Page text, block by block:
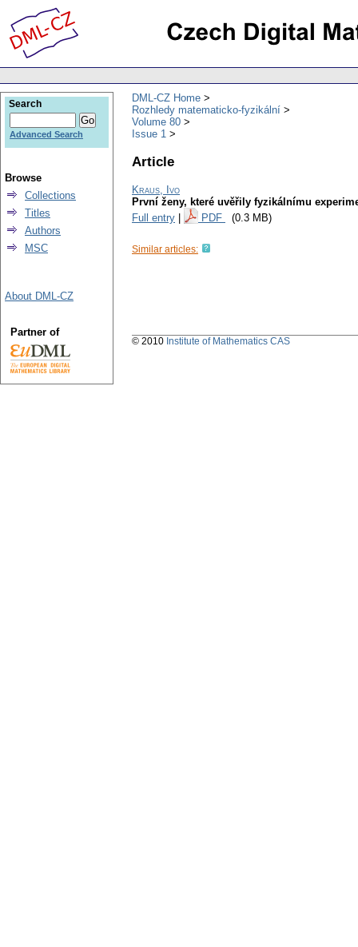
DML-CZ Home
Rozhledy matematicko-fyzikální
Volume 80
Issue 1
Article
Kraus, Ivo
První ženy, které uvěřily fyzikálnímu
Full entry
PDF (0.3 MB)
Similar articles:
Search
Advanced Search
Browse
Collections
Titles
Authors
MSC
About DML-CZ
Partner of
© 2010 Institute of Mathematics CAS